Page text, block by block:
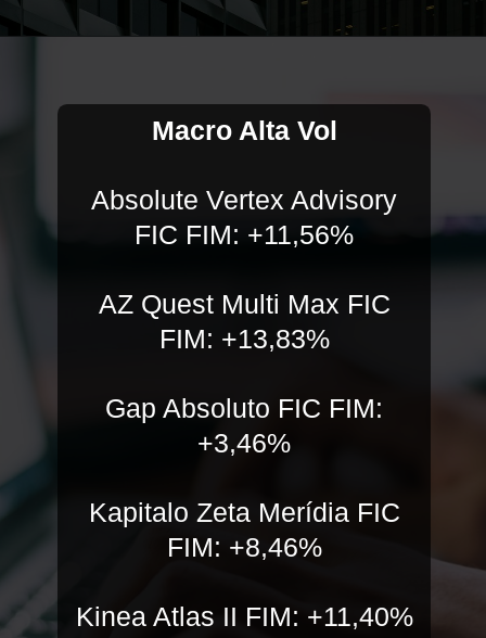
Macro Alta Vol
Absolute Vertex Advisory
FIC FIM: +11,56%
AZ Quest Multi Max FIC
FIM: +13,83%
Gap Absoluto FIC FIM:
+3,46%
Kapitalo Zeta Merídia FIC
FIM: +8,46%
Kinea Atlas II FIM: +11,40%